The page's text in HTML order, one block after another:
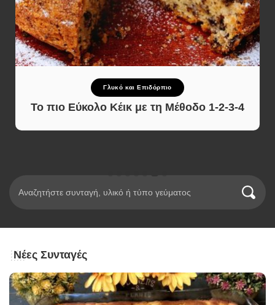
Γλυκό και Επιδόρπιο
Το πιο Εύκολο Κέικ με τη Μέθοδο 1-2-3-4
Νέες Συνταγές